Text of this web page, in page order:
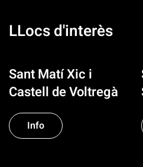
LLocs d'interès
Sant Matí Xic i
Castell de Voltregà
Info